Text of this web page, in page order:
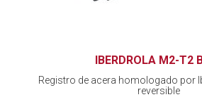
IBERDROLA M2-T2
Registro de acera homologado por
reversible